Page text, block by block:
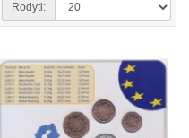
Rodyti: